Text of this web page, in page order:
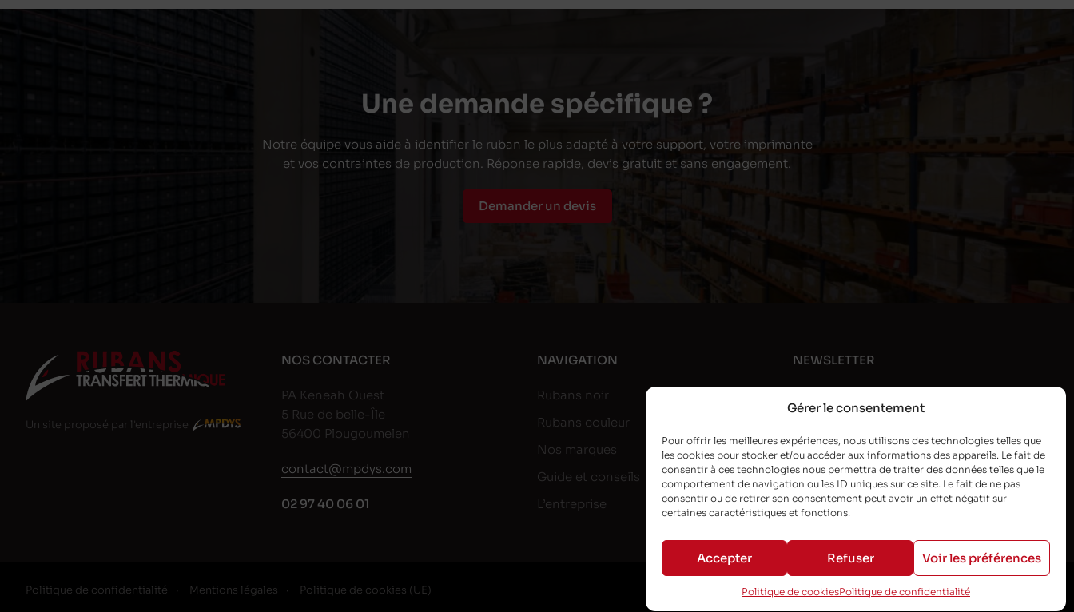
Gérer le consentement
Pour offrir les meilleures expériences, nous utilisons des technologies telles que
les cookies pour stocker et/ou accéder aux informations des appareils. Le fait de
consentir à ces technologies nous permettra de traiter des données telles que le
comportement de navigation ou les ID uniques sur ce site. Le fait de ne pas
consentir ou de retirer son consentement peut avoir un effet négatif sur
certaines caractéristiques et fonctions.
Accepter Refuser Voir les préférences
Politique de cookiesPolitique de confidentialité
Une demande spécifique ?
Notre équipe vous aide à identifier le ruban le plus adapté à votre support, votre imprimante
et vos contraintes de production. Réponse rapide, devis gratuit et sans engagement.
Demander un devis
Un site proposé par l'entreprise
NOS CONTACTER
PA Keneah Ouest
5 Rue de belle-Île
56400 Plougoumelen
contact@mpdys.com
02 97 40 06 01
NAVIGATION
Rubans noir
Rubans couleur
Nos marques
Guide et conseils
L’entreprise
NEWSLETTER
Politique de confidentialité Mentions légales Politique de cookies (UE)